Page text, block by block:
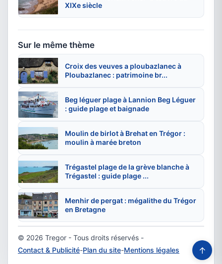
XIXe siècle
Sur le même thème
Croix des veuves a ploubazlanec à
Ploubazlanec : patrimoine br...
Beg léguer plage à Lannion Beg Léguer
: guide plage et baignade
Moulin de birlot à Brehat en Trégor :
moulin à marée breton
Trégastel plage de la grève blanche à
Trégastel : guide plage ...
Menhir de pergat : mégalithe du Trégor
en Bretagne
© 2026 Tregor - Tous droits réservés -
Contact & Publicité-Plan du site-Mentions légales ↑